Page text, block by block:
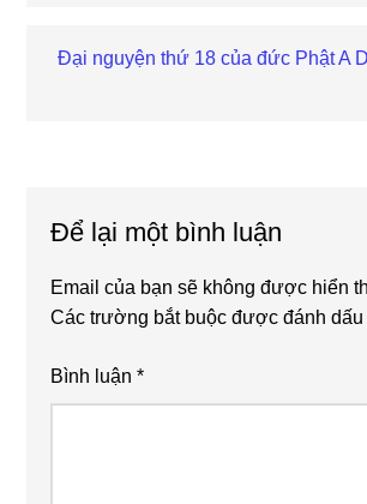
Bài
Đại nguyện thứ 18 của đức Phật A
Để lại một bình luận
Email của bạn sẽ không được hiển
Các trường bắt buộc được đánh
Bình luận*